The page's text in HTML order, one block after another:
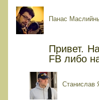
Панас
Привет.
FB либо
Станислав